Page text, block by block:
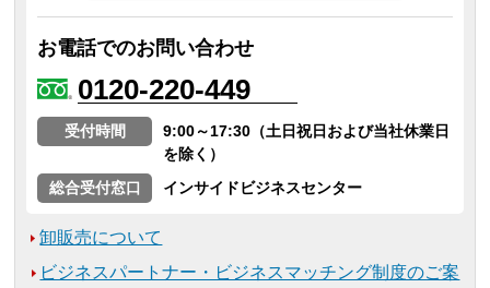
お電話でのお問い合わせ
0120-220-449
受付時間
9:00～17:30（土日祝日および当社休業日
を除く）
総合受付窓口
インサイドビジネスセンター
卸販売について
ビジネスパートナー・ビジネスマッチング制度のご案